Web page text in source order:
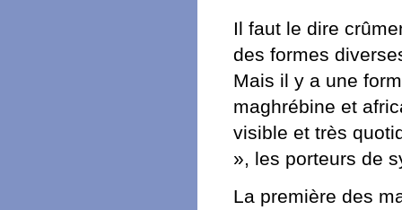
Il faut le dire
des formes
Mais il y a une
maghrébine et
visible et très
», les porteurs de
La première des